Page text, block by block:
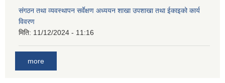
संगठन तथा व्यवस्थापन सर्वेक्षण अध्ययन शाखा उपशाखा तथा ईकाइको कार्य
विवरण
मिति: 11/12/2024 - 11:16
more